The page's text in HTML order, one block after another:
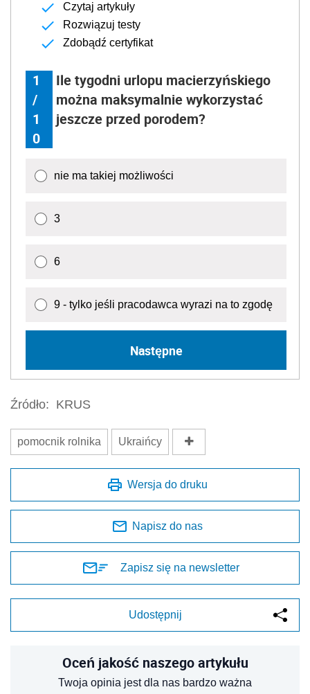
Czytaj artykuły
Rozwiązuj testy
Zdobądź certyfikat
1
/
1
0
Ile tygodni urlopu macierzyńskiego
można maksymalnie wykorzystać
jeszcze przed porodem?
nie ma takiej możliwości
3
6
9 - tylko jeśli pracodawca wyrazi na to zgodę
Następne
Źródło: KRUS
pomocnik rolnika Ukraińcy
Wersja do druku
Napisz do nas
Zapisz się na newsletter
Udostępnij
Oceń jakość naszego artykułu
Twoja opinia jest dla nas bardzo ważna